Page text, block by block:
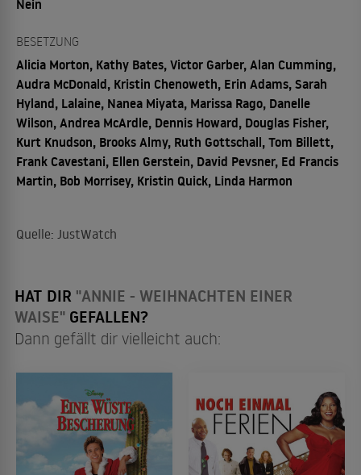
Nein
BESETZUNG
Alicia Morton, Kathy Bates, Victor Garber, Alan Cumming,
Audra McDonald, Kristin Chenoweth, Erin Adams, Sarah
Hyland, Lalaine, Nanea Miyata, Marissa Rago, Danelle
Wilson, Andrea McArdle, Dennis Howard, Douglas Fisher,
Kurt Knudson, Brooks Almy, Ruth Gottschall, Tom Billett,
Frank Cavestani, Ellen Gerstein, David Pevsner, Ed Francis
Martin, Bob Morrisey, Kristin Quick, Linda Harmon
Quelle: JustWatch
HAT DIR "ANNIE - WEIHNACHTEN EINER
WAISE" GEFALLEN?
Dann gefällt dir vielleicht auch: